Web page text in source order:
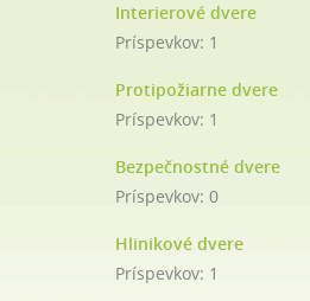
Interierové dvere
Príspevkov: 1
Protipožiarne dvere
Príspevkov: 1
Bezpečnostné dvere
Príspevkov: 0
Hlinikové dvere
Príspevkov: 1